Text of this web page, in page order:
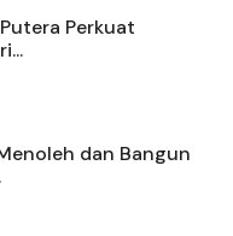
Perkuat
dan Bangun